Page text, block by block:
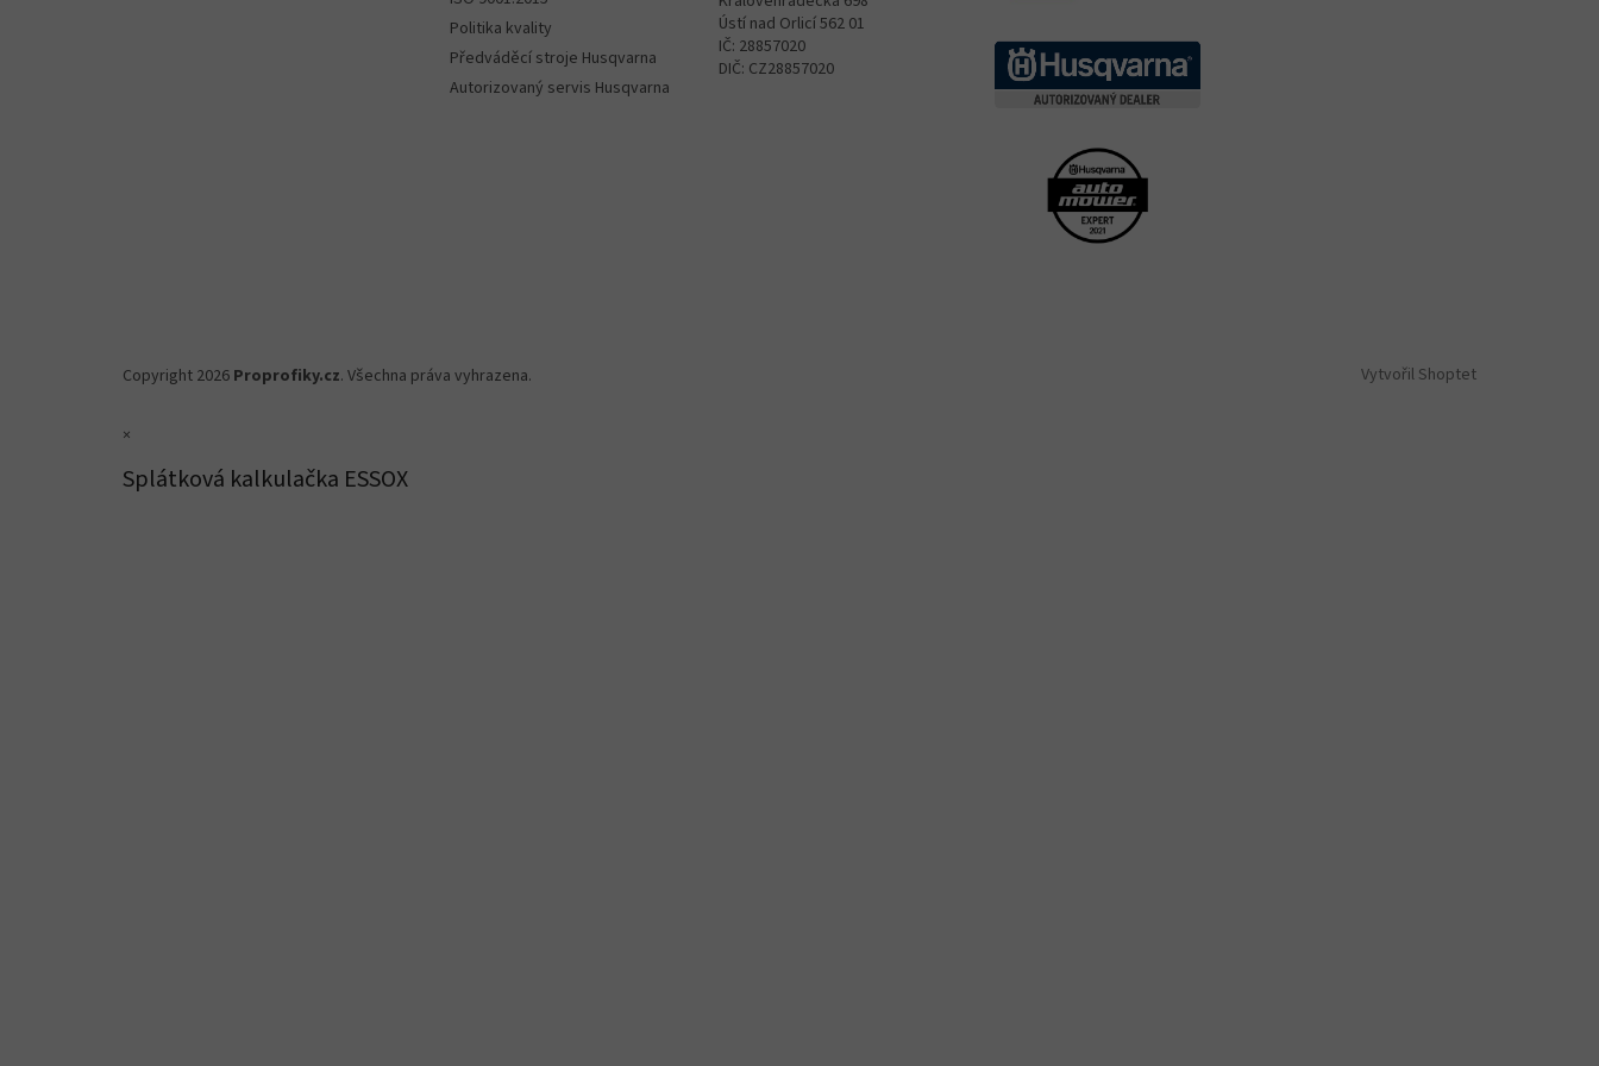
Politika kvality
Předváděcí stroje Husqvarna
Autorizovaný servis Husqvarna
Ústí nad Orlicí 562 01
IČ: 28857020
DIČ: CZ28857020
Vytvořil Shoptet
Copyright 2026 Proprofiky.cz. Všechna práva vyhrazena.
×
Splátková kalkulačka ESSOX